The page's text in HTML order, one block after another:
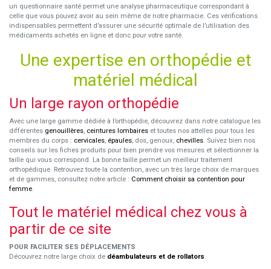
un questionnaire santé permet une analyse pharmaceutique correspondant à
celle que vous pouvez avoir au sein même de notre pharmacie. Ces vérifications
indispensables permettent d’assurer une sécurité optimale de l’utilisation des
médicaments achetés en ligne et donc pour votre santé.
Une expertise en orthopédie et
matériel médical
Un large rayon orthopédie
Avec une large gamme dédiée à l’orthopédie, découvrez dans notre catalogue les
différentes genouillères, ceintures lombaires et toutes nos attelles pour tous les
membres du corps : cervicales, épaules, dos, genoux, chevilles. Suivez bien nos
conseils sur les fiches produits pour bien prendre vos mesures et sélectionner la
taille qui vous correspond. La bonne taille permet un meilleur traitement
orthopédique. Retrouvez toute la contention, avec un très large choix de marques
et de gammes, consultez notre article : Comment choisir sa contention pour
femme.
Tout le matériel médical chez vous à
partir de ce site
POUR FACILITER SES DÉPLACEMENTS
Découvrez notre large choix de déambulateurs et de rollators.